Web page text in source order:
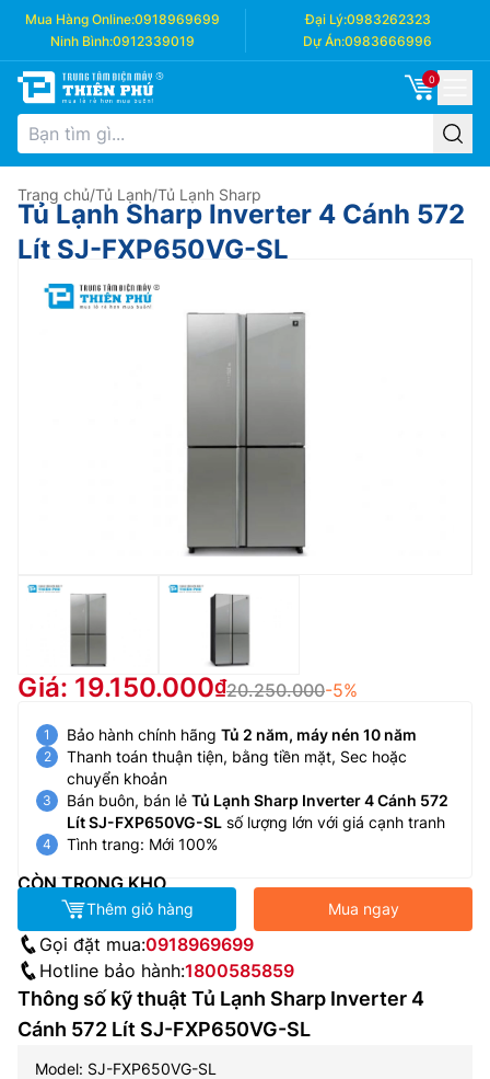
Mua Hàng Online:0918969699 Đại Lý:0983262323
Ninh Bình:0912339019 Dự Án:0983666996
0
Trang chủ/Tủ Lạnh/Tủ Lạnh Sharp
Tủ Lạnh Sharp Inverter 4 Cánh 572
Lít SJ-FXP650VG-SL
Giá: 19.150.000 20.250.000-5%
Bảo hành chính hãng Tủ 2 năm, máy nén 10 năm
Thanh toán thuận tiện, bằng tiền mặt, Sec hoặc
chuyển khoản
Bán buôn, bán lẻ Tủ Lạnh Sharp Inverter 4 Cánh 572
Lít SJ-FXP650VG-SL số lượng lớn với giá cạnh tranh
Tình trang: Mới 100%
CÒN TRONG KHO
Thêm giỏ hàng Mua ngay
Gọi đặt mua:0918969699
Hotline bảo hành:1800585859
Thông số kỹ thuật Tủ Lạnh Sharp Inverter 4
Cánh 572 Lít SJ-FXP650VG-SL
Model: SJ-FXP650VG-SL